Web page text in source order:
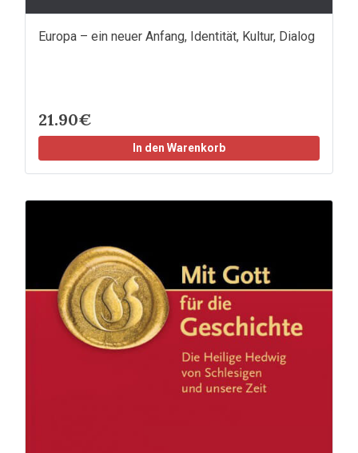
Europa – ein neuer Anfang, Identität, Kultur, Dialog
21.90€
In den Warenkorb